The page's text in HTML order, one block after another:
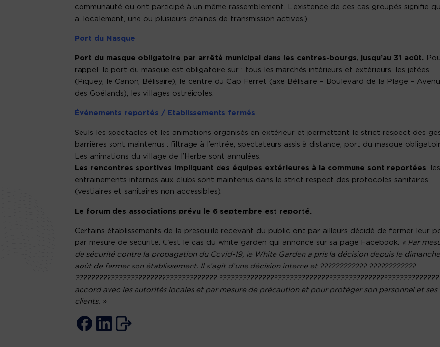
communauté ou ont participé à un même rassemblement. L’existence de ces cas groupés signifie
a, localement, une ou plusieurs chaines de transmission actives.)
Port du Masque
Port du masque obligatoire par arrêté municipal dans les centres-bourgs, jusqu’au 31 août.
rappel, le port du masque est obligatoire sur : tous les marchés intérieurs et extérieurs, les jetées
(Piquey, le Canon, Bélisaire), le centre du Cap Ferret (axe Bélisaire – Boulevard de la Plage –
des Goélands), les villages ostréicoles.
Événements reportés / Etablissements fermés
Seuls les spectacles et les animations organisés en extérieur et permettant le strict respect des
barrières sont maintenus : filtrage à l’entrée, spectateurs assis à distance, port du masque
Les animations du village de l’Herbe sont annulées.
Les rencontres sportives impliquant des équipes extérieures à la commune sont reportées, les
entrainements internes aux clubs sont maintenus dans le strict respect des protocoles sanitaires
(vestiaires et sanitaires non accessibles).
Le forum des associations prévu le 6 septembre est reporté.
Certains établissements de la presqu’ile recevant du public ont par ailleurs décidé de fermer leur
par mesure de sécurité. C’est le cas du white garden qui annonce sur sa page Facebook: « Par
de sécurité contre la propagation du Covid-19, le White Garden a pris la décision depuis le dimanche
août de fermer son établissement. Il s’agit d’une décision interne et ???????????? ????????????
????????????????????????????????????
accord avec les autorités locales et par mesure de précaution et pour protéger son personnel et ses
clients. »